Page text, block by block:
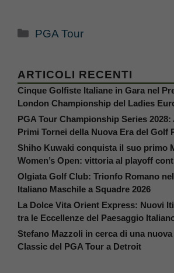
Categorie
PGA Tour
ARTICOLI RECENTI
Cinque Golfiste Italiane in Gara nel
London Championship del Ladies
PGA Tour Championship Series
Primi Tornei della Nuova Era del Golf
Shiho Kuwaki conquista il suo primo
Women’s Open: vittoria al playoff
Olgiata Golf Club: Trionfo Romano
Italiano Maschile a Squadre 2026
La Dolce Vita Orient Express: Nuovi
tra le Eccellenze del Paesaggio
Stefano Mazzoli in cerca di una
Classic del PGA Tour a Detroit